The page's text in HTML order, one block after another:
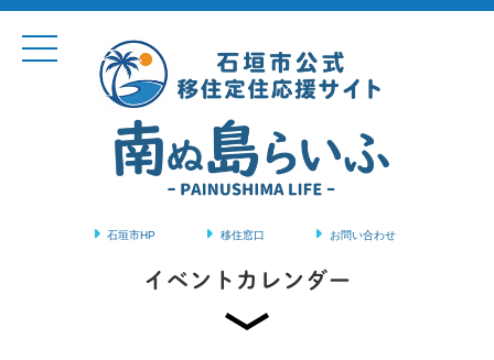
石垣市HP 移住窓口 お問い合わせ
コンテンツに移動
イベントカレンダー